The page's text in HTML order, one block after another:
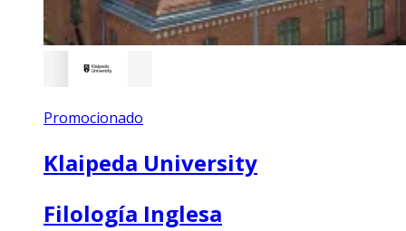
Promocionado
Klaipeda University
Filología Inglesa